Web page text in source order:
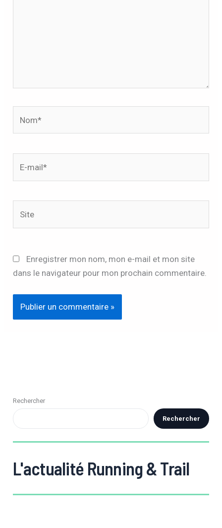
Enregistrer mon nom, mon e-mail et mon site
dans le navigateur pour mon prochain commentaire.
Rechercher
Rechercher
L'actualité Running & Trail